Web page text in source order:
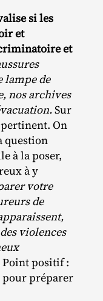
si les
et
et
lampe de
nos archives
Sur
pertinent. On
question
à la poser,
à y
votre
de
violences
Point positif :
pour préparer